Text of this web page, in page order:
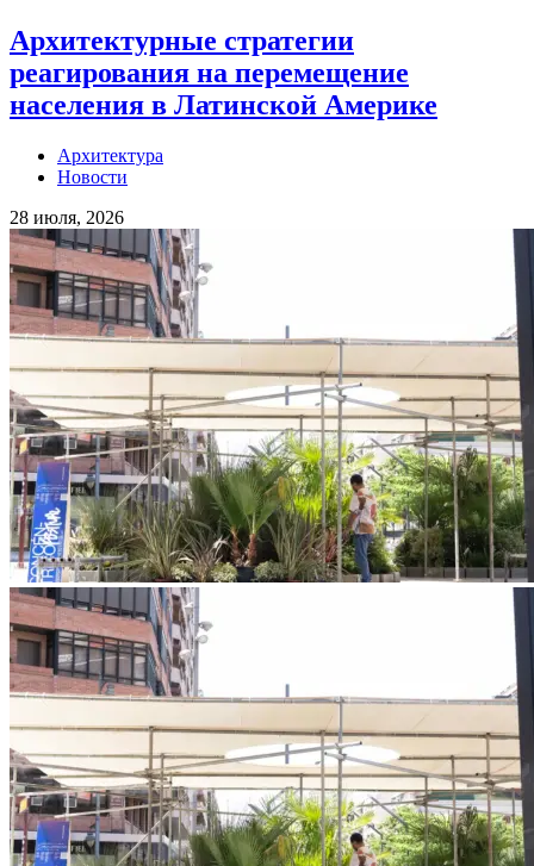
Архитектурные стратегии
реагирования на перемещение
населения в Латинской Америке
Архитектура
Новости
28 июля, 2026